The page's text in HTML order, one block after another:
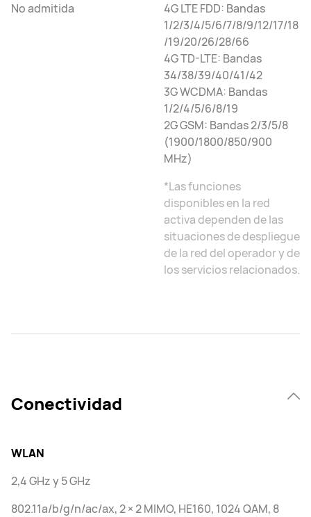
No admitida
4G LTE FDD: Bandas
1/2/3/4/5/6/7/8/9/12/17/18
/19/20/26/28/66
4G TD-LTE: Bandas
34/38/39/40/41/42
3G WCDMA: Bandas
1/2/4/5/6/8/19
2G GSM: Bandas 2/3/5/8
(1900/1800/850/900
MHz)
*Las funciones
disponibles en la red
activa dependen de las
situaciones de despliegue
de la red del operador y de
los servicios relacionados.
Conectividad
WLAN
2,4 GHz y 5 GHz
802.11a/b/g/n/ac/ax, 2 × 2 MIMO, HE160, 1024 QAM, 8